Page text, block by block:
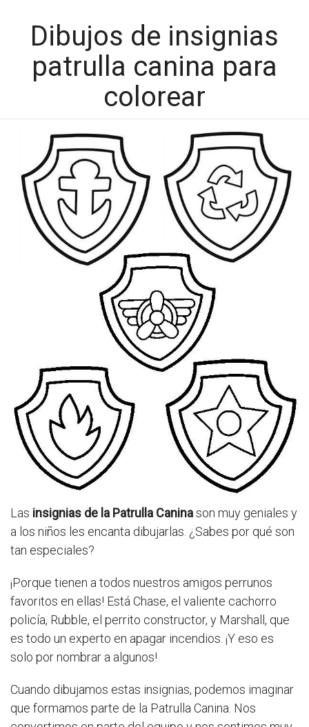
Dibujos de insignias
patrulla canina para
colorear
Las insignias de la Patrulla Caninason muy geniales y
a los niños les encanta dibujarlas. ¿Sabes por qué son
tan especiales?
¡Porque tienen a todos nuestros amigos perrunos
favoritos en ellas! Está Chase, el valiente cachorro
policía, Rubble, el perrito constructor, y Marshall, que
es todo un experto en apagar incendios. ¡Y eso es
solo por nombrar a algunos!
Cuando dibujamos estas insignias, podemos imaginar
que formamos parte de la Patrulla Canina. Nos